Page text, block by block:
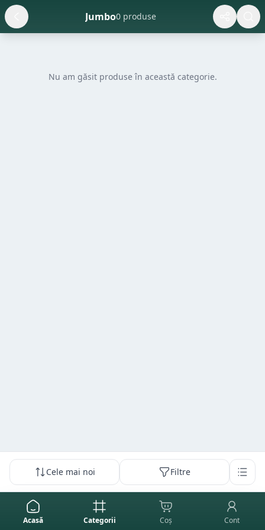
Jumbo0 produse
Nu am găsit produse în această categorie.
Cele mai noi Filtre
Acasă Categorii Coș Cont